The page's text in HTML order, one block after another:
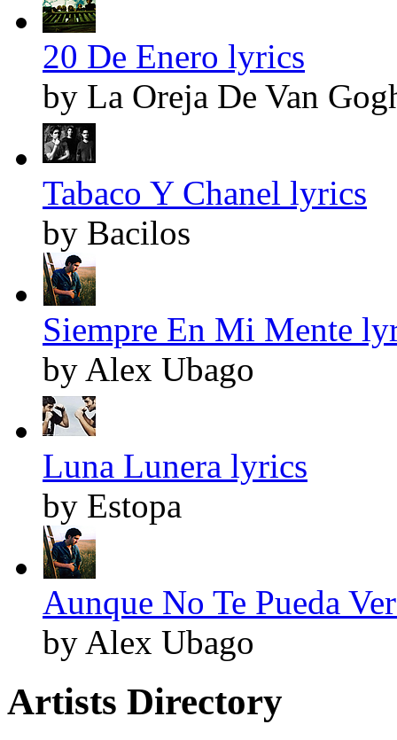
20 De Enero lyrics
by La Oreja De Van
Tabaco Y Chanel lyrics
by Bacilos
Siempre En Mi Mente
by Alex Ubago
Luna Lunera lyrics
by Estopa
Aunque No Te Pueda
by Alex Ubago
Artists Directory